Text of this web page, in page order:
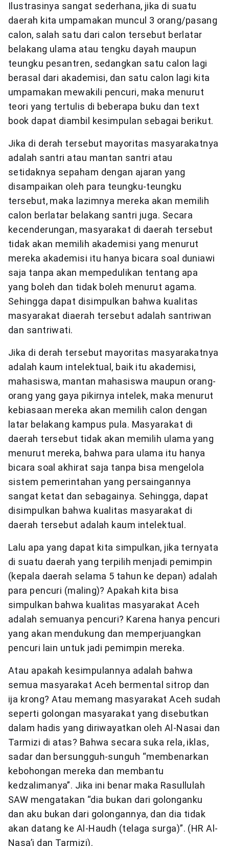
Ilustrasinya sangat sederhana, jika di suatu
daerah kita umpamakan muncul 3 orang/pasang
calon, salah satu dari calon tersebut berlatar
belakang ulama atau tengku dayah maupun
teungku pesantren, sedangkan satu calon lagi
berasal dari akademisi, dan satu calon lagi kita
umpamakan mewakili pencuri, maka menurut
teori yang tertulis di beberapa buku dan text
book dapat diambil kesimpulan sebagai berikut.
Jika di derah tersebut mayoritas masyarakatnya
adalah santri atau mantan santri atau
setidaknya sepaham dengan ajaran yang
disampaikan oleh para teungku-teungku
tersebut, maka lazimnya mereka akan memilih
calon berlatar belakang santri juga. Secara
kecenderungan, masyarakat di daerah tersebut
tidak akan memilih akademisi yang menurut
mereka akademisi itu hanya bicara soal duniawi
saja tanpa akan mempedulikan tentang apa
yang boleh dan tidak boleh menurut agama.
Sehingga dapat disimpulkan bahwa kualitas
masyarakat diaerah tersebut adalah santriwan
dan santriwati.
Jika di derah tersebut mayoritas masyarakatnya
adalah kaum intelektual, baik itu akademisi,
mahasiswa, mantan mahasiswa maupun orang-
orang yang gaya pikirnya intelek, maka menurut
kebiasaan mereka akan memilih calon dengan
latar belakang kampus pula. Masyarakat di
daerah tersebut tidak akan memilih ulama yang
menurut mereka, bahwa para ulama itu hanya
bicara soal akhirat saja tanpa bisa mengelola
sistem pemerintahan yang persaingannya
sangat ketat dan sebagainya. Sehingga, dapat
disimpulkan bahwa kualitas masyarakat di
daerah tersebut adalah kaum intelektual.
Lalu apa yang dapat kita simpulkan, jika ternyata
di suatu daerah yang terpilih menjadi pemimpin
(kepala daerah selama 5 tahun ke depan) adalah
para pencuri (maling)? Apakah kita bisa
simpulkan bahwa kualitas masyarakat Aceh
adalah semuanya pencuri? Karena hanya pencuri
yang akan mendukung dan memperjuangkan
pencuri lain untuk jadi pemimpin mereka.
Atau apakah kesimpulannya adalah bahwa
semua masyarakat Aceh bermental sitrop dan
ija krong? Atau memang masyarakat Aceh sudah
seperti golongan masyarakat yang disebutkan
dalam hadis yang diriwayatkan oleh Al-Nasai dan
Tarmizi di atas? Bahwa secara suka rela, iklas,
sadar dan bersungguh-sunguh “membenarkan
kebohongan mereka dan membantu
kedzalimanya”. Jika ini benar maka Rasullulah
SAW mengatakan “dia bukan dari golonganku
dan aku bukan dari golongannya, dan dia tidak
akan datang ke Al-Haudh (telaga surga)”. (HR Al-
Nasa’i dan Tarmizi).